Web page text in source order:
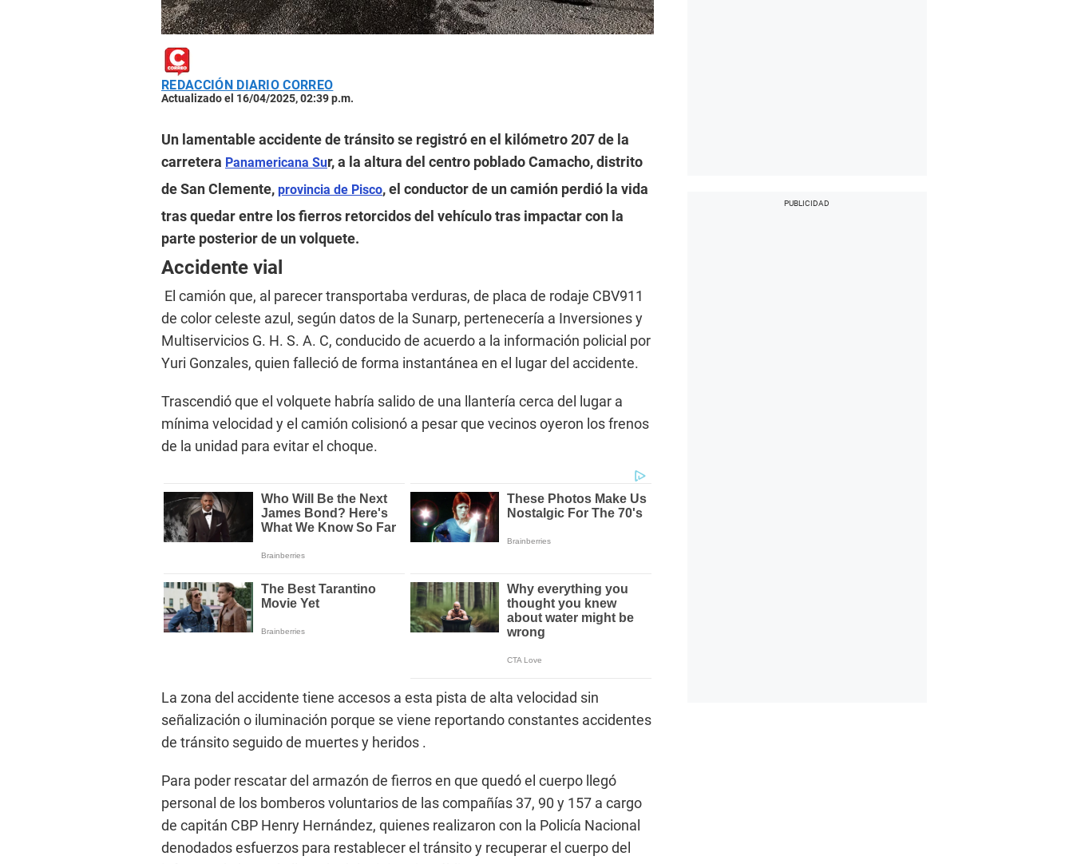
REDACCIÓN DIARIO CORREO
Actualizado el 16/04/2025, 02:39 p.m.
Un lamentable accidente de tránsito se registró en el kilómetro 207 de la
carretera Panamericana Sur, a la altura del centro poblado Camacho, distrito
de San Clemente, provincia de Pisco, el conductor de un camión perdió la vida
tras quedar entre los fierros retorcidos del vehículo tras impactar con la
parte posterior de un volquete.
Accidente vial
El camión que, al parecer transportaba verduras, de placa de rodaje CBV911
de color celeste azul, según datos de la Sunarp, pertenecería a Inversiones y
Multiservicios G. H. S. A. C, conducido de acuerdo a la información policial por
Yuri Gonzales, quien falleció de forma instantánea en el lugar del accidente.
Trascendió que el volquete habría salido de una llantería cerca del lugar a
mínima velocidad y el camión colisionó a pesar que vecinos oyeron los frenos
de la unidad para evitar el choque.
La zona del accidente tiene accesos a esta pista de alta velocidad sin
señalización o iluminación porque se viene reportando constantes accidentes
de tránsito seguido de muertes y heridos .
Para poder rescatar del armazón de fierros en que quedó el cuerpo llegó
personal de los bomberos voluntarios de las compañías 37, 90 y 157 a cargo
de capitán CBP Henry Hernández, quienes realizaron con la Policía Nacional
denodados esfuerzos para restablecer el tránsito y recuperar el cuerpo del